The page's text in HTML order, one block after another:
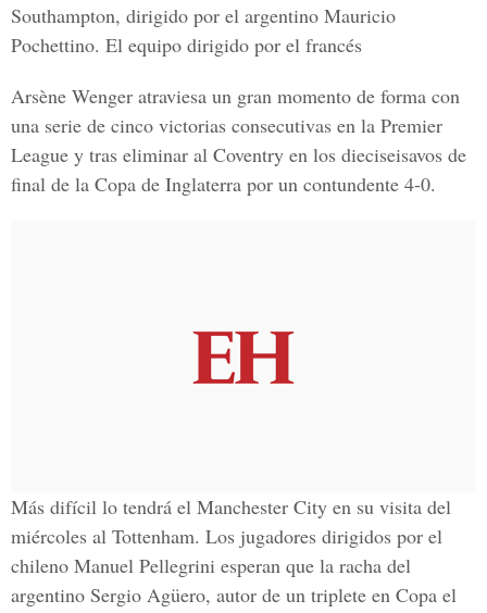
Southampton, dirigido por el argentino Mauricio
Pochettino. El equipo dirigido por el francés
Arsène Wenger atraviesa un gran momento de forma con
una serie de cinco victorias consecutivas en la Premier
League y tras eliminar al Coventry en los dieciseisavos de
final de la Copa de Inglaterra por un contundente 4-0.
Más difícil lo tendrá el Manchester City en su visita del
miércoles al Tottenham. Los jugadores dirigidos por el
chileno Manuel Pellegrini esperan que la racha del
argentino Sergio Agüero, autor de un triplete en Copa el